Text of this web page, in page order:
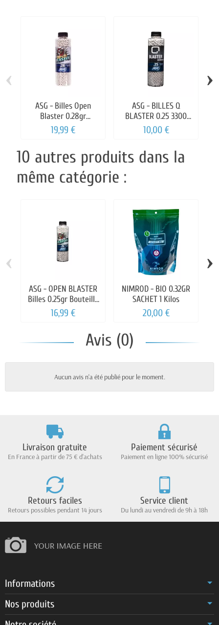
ASG - Billes Open
Blaster 0.28gr
Bouteille de 3300 billes
B
19,99 €
ASG - BILLES Q
BLASTER 0.25 3300
BILLES
10,00 €
‹ ›
10 autres produits dans la
même catégorie :
ASG - OPEN BLASTER
Billes 0.25gr Bouteille
de 3300 billes
16,99 €
NIMROD - BIO 0.32GR
SACHET 1 Kilos
20,00 €
‹ ›
Avis (0)
Aucun avis n'a été publié pour le moment.
Livraison gratuite
En France à partir de 75 € d'achats
Paiement sécurisé
Paiement en ligne 100% sécurisé
Retours faciles
Retours possibles pendant 14 jours
Service client
Du lundi au vendredi de 9h à 18h
Informations
Nos produits